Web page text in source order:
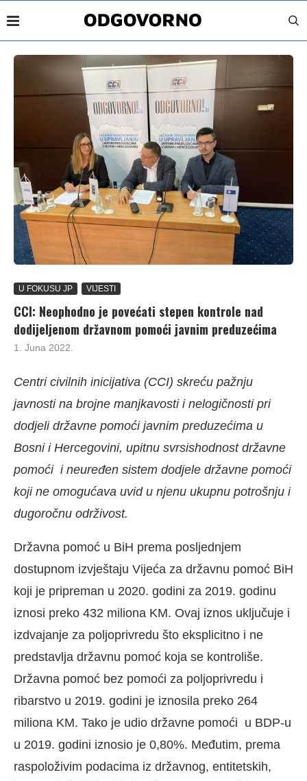
U FOKUSU JP VIJESTI
CCI: Neophodno je povećati stepen kontrole nad
dodijeljenom državnom pomoći javnim preduzećima
1. Juna 2022.
Centri civilnih inicijativa (CCI) skreću pažnju
javnosti na brojne manjkavosti i nelogičnosti pri
dodjeli državne pomoći javnim preduzećima u
Bosni i Hercegovini, upitnu svrsishodnost državne
pomoći i neuređen sistem dodjele državne pomoći
koji ne omogućava uvid u njenu ukupnu potrošnju i
dugoročnu održivost.
Državna pomoć u BiH prema posljednjem
dostupnom izvještaju Vijeća za državnu pomoć BiH
koji je pripreman u 2020. godini za 2019. godinu
iznosi preko 432 miliona KM. Ovaj iznos uključuje i
izdvajanje za poljoprivredu što eksplicitno i ne
predstavlja državnu pomoć koja se kontroliše.
Državna pomoć bez pomoći za poljoprivredu i
ribarstvo u 2019. godini je iznosila preko 264
miliona KM. Tako je udio državne pomoći u BDP-u
u 2019. godini iznosio je 0,80%. Međutim, prema
raspoloživim podacima iz državnog, entitetskih,